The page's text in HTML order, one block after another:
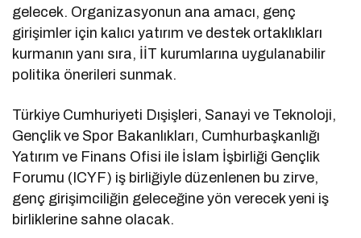
gelecek. Organizasyonun ana amacı, genç
girişimler için kalıcı yatırım ve destek ortaklıkları
kurmanın yanı sıra, İİT kurumlarına uygulanabilir
politika önerileri sunmak.
Türkiye Cumhuriyeti Dışişleri, Sanayi ve Teknoloji,
Gençlik ve Spor Bakanlıkları, Cumhurbaşkanlığı
Yatırım ve Finans Ofisi ile İslam İşbirliği Gençlik
Forumu (ICYF) iş birliğiyle düzenlenen bu zirve,
genç girişimciliğin geleceğine yön verecek yeni iş
birliklerine sahne olacak.